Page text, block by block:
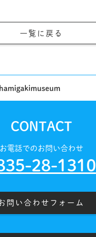
一覧に戻る
hamigakimuseum
CONTACT
お電話でのお問い合わせ
28-1310
問い合わせフォーム